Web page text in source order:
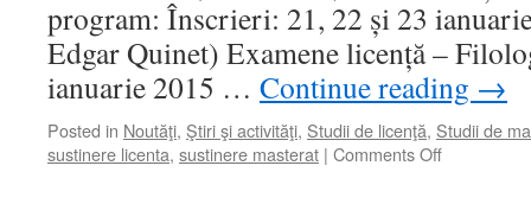
program: Înscrieri: 21, 22 și 23
Edgar Quinet) Examene licență –
ianuarie 2015 … Continue reading →
Posted in Noutăţi, Ştiri şi activităţi, Studii de licenţă, Studii de
sustinere licenta, sustinere masterat | Comments Offon